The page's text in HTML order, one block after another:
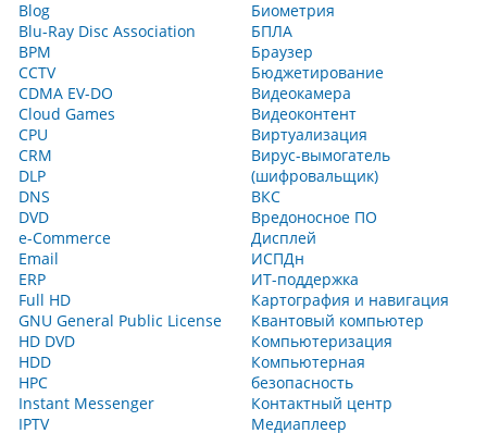
Blog
Blu-Ray Disc Association
BPM
CCTV
CDMA EV-DO
Cloud Games
CPU
CRM
DLP
DNS
DVD
e-Commerce
Email
ERP
Full HD
GNU General Public License
HD DVD
HDD
HPC
Instant Messenger
IPTV
Биометрия
БПЛА
Браузер
Бюджетирование
Видеокамера
Видеоконтент
Виртуализация
Вирус-вымогатель
(шифровальщик)
ВКС
Вредоносное ПО
Дисплей
ИСПДн
ИТ-поддержка
Картография и навигация
Квантовый компьютер
Компьютеризация
Компьютерная
безопасность
Контактный центр
Медиаплеер